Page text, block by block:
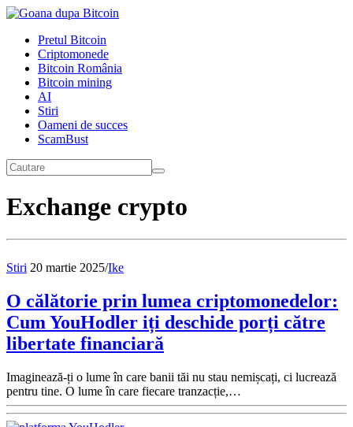
Pretul Bitcoin
Criptomonede
Bitcoin România
Bitcoin mining
AI
Stiri
Oameni de succes
ScamBust
Exchange crypto
Stiri 20 martie 2025/Ike
O călătorie prin lumea criptomonedelor:
Cum YouHodler iți deschide porți către
libertate financiară
Imaginează-ți o lume în care banii tăi nu stau nemișcați, ci lucrează
pentru tine. O lume în care fiecare tranzacție,…